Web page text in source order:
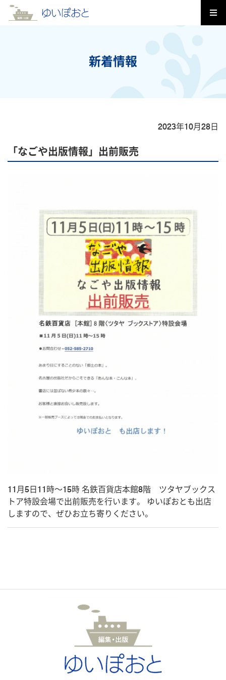
新着情報
2023年10月28日
「なごや出版情報」出前販売
11月5日11時～15時 名鉄百貨店本館8階 ツタヤブックス
トア特設会場で出前販売を行います。 ゆいぽおとも出店
しますので、ぜひお立ち寄りください。